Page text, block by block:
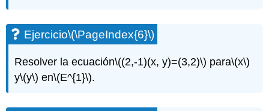
Ejercicio\(\PageIndex{6}\)
Resolver la ecuación\((2,-1)(x, y)=(3,2)\) para\(x\)
y\(y\) en\(E^{1}\).